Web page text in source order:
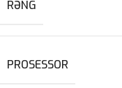
RƏNG
PROSESSOR